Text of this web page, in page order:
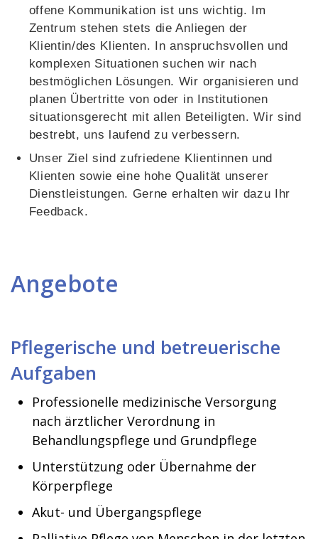
offene Kommunikation ist uns wichtig. Im
Zentrum stehen stets die Anliegen der
Klientin/des Klienten. In anspruchsvollen und
komplexen Situationen suchen wir nach
bestmöglichen Lösungen. Wir organisieren und
planen Übertritte von oder in Institutionen
situationsgerecht mit allen Beteiligten. Wir sind
bestrebt, uns laufend zu verbessern.
Unser Ziel sind zufriedene Klientinnen und
Klienten sowie eine hohe Qualität unserer
Dienstleistungen. Gerne erhalten wir dazu Ihr
Feedback.
Angebote
Pflegerische und betreuerische
Aufgaben
Professionelle medizinische Versorgung
nach ärztlicher Verordnung in
Behandlungspflege und Grundpflege
Unterstützung oder Übernahme der
Körperpflege
Akut- und Übergangspflege